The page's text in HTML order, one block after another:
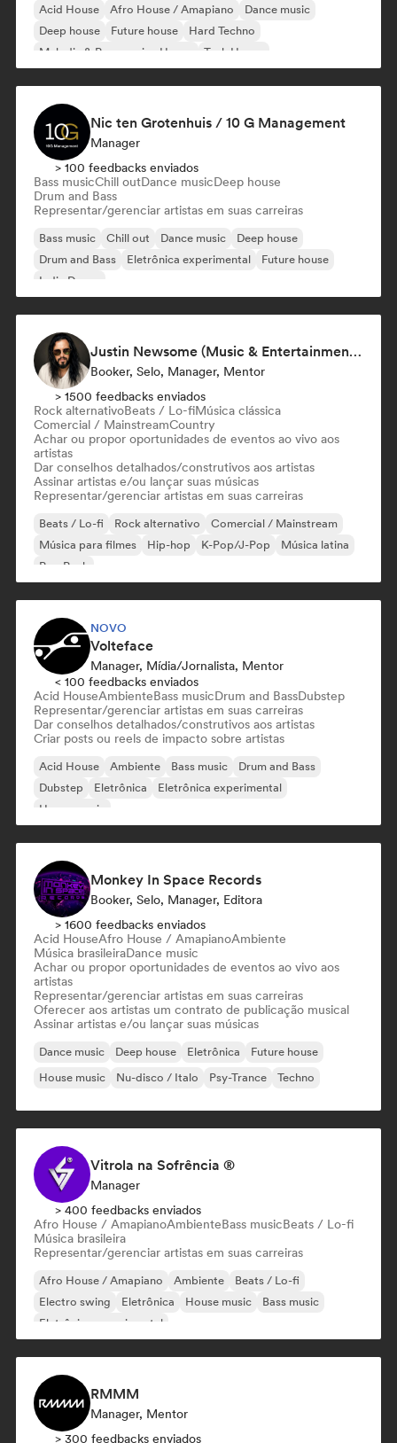
Acid House Afro House / Amapiano
Dance music
Deep house
Future house
Hard Techno
Melodic & Progressive House
Tech House
Nic ten Grotenhuis / 10 G Management
Manager
> 100 feedbacks enviados
Bass musicChill outDance musicDeep house
Drum and Bass
Representar/gerenciar artistas em suas carreiras
Bass music Chill out Dance music
Deep house
Drum and Bass
Eletrônica experimental
Future house
Indie Dance
Justin Newsome (Music & Entertainment Executive | A&R, Artist Development & Partnerships | Applied AI & Systems Strategy)
Booker, Selo, Manager, Mentor
> 1500 feedbacks enviados
Rock alternativoBeats / Lo-fiMúsica clássica
Comercial / MainstreamCountry
Achar ou propor oportunidades de eventos ao vivo aos
artistas
Dar conselhos detalhados/construtivos aos artistas
Assinar artistas e/ou lançar suas músicas
Representar/gerenciar artistas em suas carreiras
Beats / Lo-fi Rock alternativo
Comercial / Mainstream
Música para filmes
Hip-hop K-Pop/J-Pop
Música latina
Pop Punk
NOVO
Volteface
Manager, Mídia/Jornalista, Mentor
< 100 feedbacks enviados
Acid HouseAmbienteBass musicDrum and BassDubstep
Representar/gerenciar artistas em suas carreiras
Dar conselhos detalhados/construtivos aos artistas
Criar posts ou reels de impacto sobre artistas
Acid House Ambiente Bass music
Drum and Bass
Dubstep
Eletrônica
Eletrônica experimental
House music
Monkey In Space Records
Booker, Selo, Manager, Editora
> 1600 feedbacks enviados
Acid HouseAfro House / AmapianoAmbiente
Música brasileiraDance music
Achar ou propor oportunidades de eventos ao vivo aos
artistas
Representar/gerenciar artistas em suas carreiras
Oferecer aos artistas um contrato de publicação musical
Assinar artistas e/ou lançar suas músicas
Dance music Deep house Eletrônica
Future house
House music
Nu-disco / Italo Psy-Trance Techno
Vitrola na Sofrência ®
Manager
> 400 feedbacks enviados
Afro House / AmapianoAmbienteBass musicBeats / Lo-fi
Música brasileira
Representar/gerenciar artistas em suas carreiras
Afro House / Amapiano Ambiente
Beats / Lo-fi
Electro swing
Eletrônica House music
Bass music
Eletrônica experimental
RMMM
Manager, Mentor
> 300 feedbacks enviados